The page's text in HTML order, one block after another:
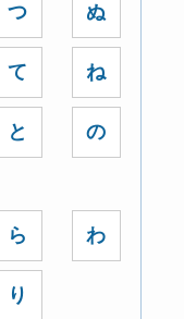
つ
て
と
ぬ
ね
の
ら
り
わ